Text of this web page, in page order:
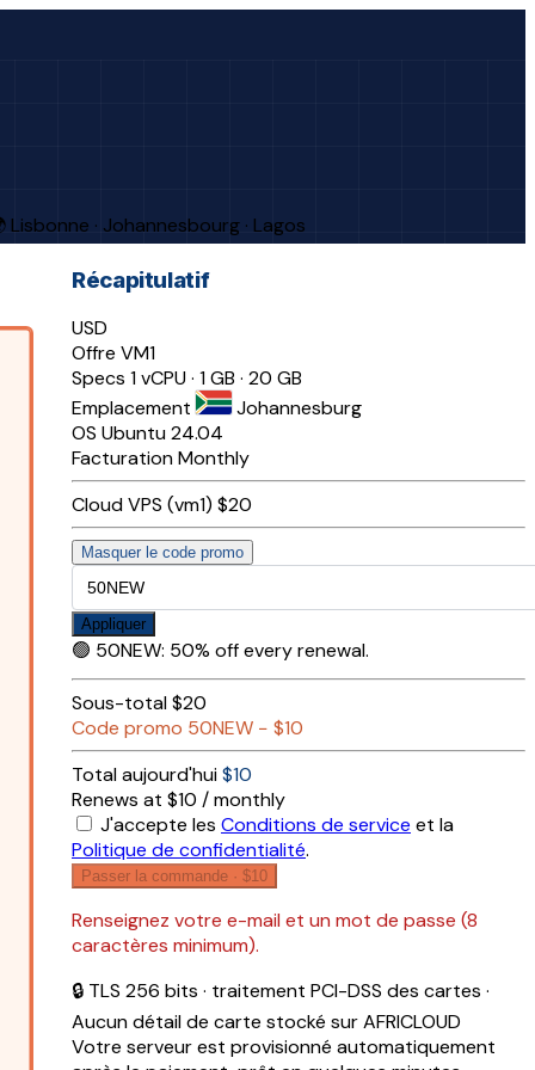
Lisbonne · Johannesbourg · Lagos
Récapitulatif
USD
Offre VM1
Specs 1 vCPU · 1 GB · 20 GB
Emplacement
Johannesburg
OS Ubuntu 24.04
FacturationMonthly
Cloud VPS (vm1) $20
Masquer le code promo
Appliquer
🟢 50NEW: 50% off every renewal.
Sous-total$20
Code promo 50NEW − $10
Total aujourd'hui$10
Renews at $10 / monthly
J'accepte les Conditions de service et la
Politique de confidentialité.
Passer la commande · $10
Renseignez votre e-mail et un mot de passe (8
caractères minimum).
🔒 TLS 256 bits · traitement PCI-DSS des cartes ·
Aucun détail de carte stocké sur AFRICLOUD
Votre serveur est provisionné automatiquement